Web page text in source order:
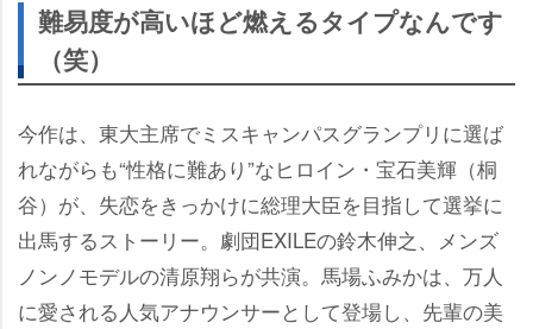
難易度が高いほど燃えるタイプなんです
（笑）
今作は、東大主席でミスキャンパスグランプリに選ば
れながらも“性格に難あり”なヒロイン・宝石美輝（桐
谷）が、失恋をきっかけに総理大臣を目指して選挙に
出馬するストーリー。劇団EXILEの鈴木伸之、メンズ
ノンノモデルの清原翔らが共演。馬場ふみかは、万人
に愛される人気アナウンサーとして登場し、先輩の美